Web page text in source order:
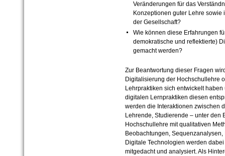
Veränderungen für das
Konzeptionen guter Lehre
der Gesellschaft?
Wie können diese Erfahrungen
demokratische und reflektierte)
gemacht werden?
Zur Beantwortung dieser Fragen
Digitalisierung der Hochschullehre
Lehrpraktiken sich entwickelt
digitalen Lernpraktiken diesen
werden die Interaktionen zwischen
Lehrende, Studierende – unter
Hochschullehre mit qualitativen
Beobachtungen,
Digitale Technologien werden
mitgedacht und analysiert. Als